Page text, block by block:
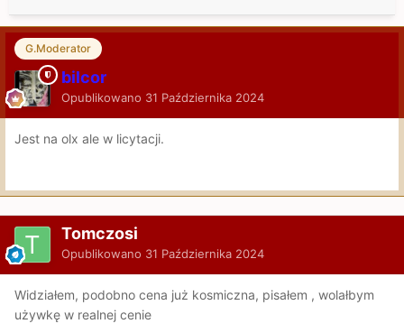
G.Moderator
bilcor
Opublikowano 31 Października 2024
Jest na olx ale w licytacji.
Tomczosi
Opublikowano 31 Października 2024
Widziałem, podobno cena już kosmiczna, pisałem , wolałbym
używkę w realnej cenie